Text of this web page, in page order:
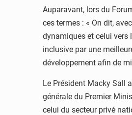
Auparavant, lors du
ces termes : « On dit,
dynamiques et celui vers
inclusive par une
développement afin de
Le Président Macky Sall
générale du Premier
celui du secteur privé